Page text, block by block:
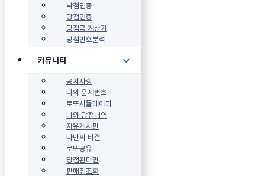
낙첨인증
당첨인증
당첨금 계산기
당첨번호분석
커뮤니티
공지사항
나의 운세번호
로또시뮬레이터
나의 당첨내역
자유게시판
나만의 비결
로또공유
당첨된다면
판매점조회